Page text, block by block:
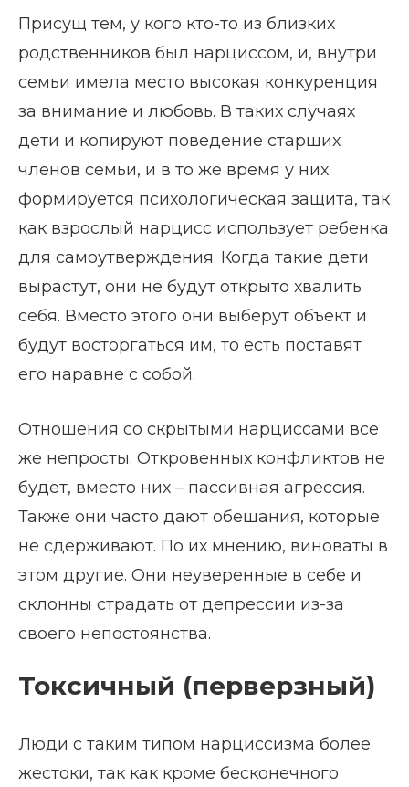
Присущ тем, у кого кто-то из близких
родственников был нарциссом, и, внутри
семьи имела место высокая конкуренция
за внимание и любовь. В таких случаях
дети и копируют поведение старших
членов семьи, и в то же время у них
формируется психологическая защита, так
как взрослый нарцисс использует ребенка
для самоутверждения. Когда такие дети
вырастут, они не будут открыто хвалить
себя. Вместо этого они выберут объект и
будут восторгаться им, то есть поставят
его наравне с собой.
Отношения со скрытыми нарциссами все
же непросты. Откровенных конфликтов не
будет, вместо них – пассивная агрессия.
Также они часто дают обещания, которые
не сдерживают. По их мнению, виноваты в
этом другие. Они неуверенные в себе и
склонны страдать от депрессии из-за
своего непостоянства.
Токсичный (перверзный)
Люди с таким типом нарциссизма более
жестоки, так как кроме бесконечного